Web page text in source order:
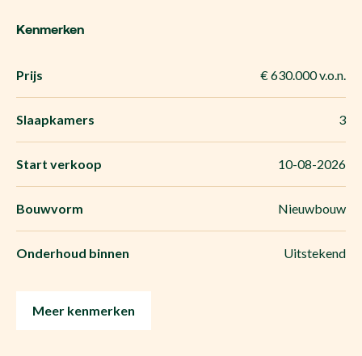
Kenmerken
Prijs € 630.000 v.o.n.
Slaapkamers 3
Start verkoop 10-08-2026
Bouwvorm Nieuwbouw
Onderhoud binnen Uitstekend
Meer kenmerken